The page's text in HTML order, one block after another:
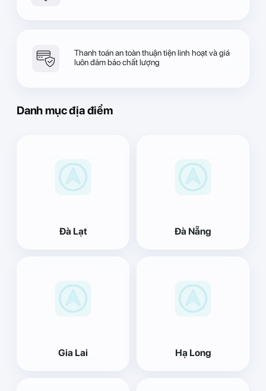
Thanh toán an toàn thuận tiện linh hoạt và giá
luôn đảm bảo chất lượng
Danh mục địa điểm
Đà Lạt Đà Nẵng
Gia Lai Hạ Long